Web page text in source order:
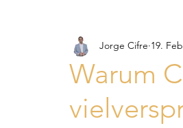
Luxusimmobilien in Mallorca
Villen auf Mallorca: Luxus, Stil
Warum
Jorge Cifre 19.